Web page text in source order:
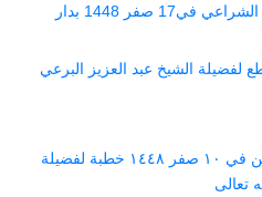
الإيمان بالقدر خطبة الشيخ حسين الشراعي في17 صفر 1448 بدار
الجنة 29 محرم 1448 مقطع لفضيلة الشيخ عبد العزيز البرعي
الخطوات العملية في الكمال بالدين في ١٠ صفر ١٤٤٨ خطبة لفضيلة
تعالى